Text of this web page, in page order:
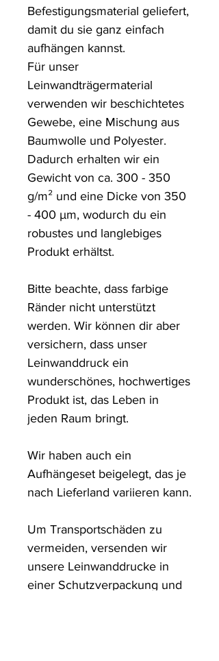
Befestigungsmaterial geliefert,
damit du sie ganz einfach
aufhängen kannst.
Für unser
Leinwandträgermaterial
verwenden wir beschichtetes
Gewebe, eine Mischung aus
Baumwolle und Polyester.
Dadurch erhalten wir ein
Gewicht von ca. 300 - 350
g/m² und eine Dicke von 350
- 400 µm, wodurch du ein
robustes und langlebiges
Produkt erhältst.
Bitte beachte, dass farbige
Ränder nicht unterstützt
werden. Wir können dir aber
versichern, dass unser
Leinwanddruck ein
wunderschönes, hochwertiges
Produkt ist, das Leben in
jeden Raum bringt.
Wir haben auch ein
Aufhängeset beigelegt, das je
nach Lieferland variieren kann.
Um Transportschäden zu
vermeiden, versenden wir
unsere Leinwanddrucke in
einer Schutzverpackung und